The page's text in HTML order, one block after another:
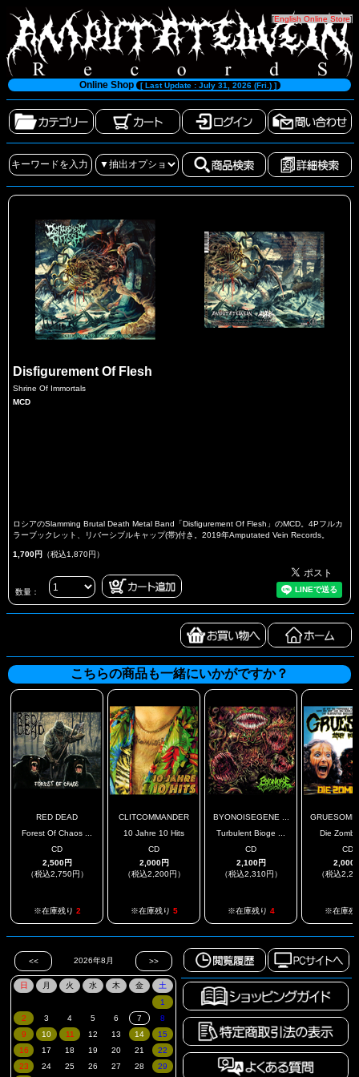
[English Online Store]
Online Shop [ Last Update : July 31, 2026 (Fri.) ]
Disfigurement Of Flesh
Shrine Of Immortals
MCD
ロシアのSlamming Brutal Death Metal Band「Disfigurement Of Flesh」のMCD。4Pフルカ
ラーブックレット、リバーシブルキャップ(帯)付き。2019年Amputated Vein Records。
1,700円 （税込1,870円）
数量：
こちらの商品も一緒にいかがですか？
RED DEAD
Forest Of Chaos ...
CD
2,500円
（税込2,750円）
※在庫残り 2
CLITCOMMANDER
10 Jahre 10 Hits
CD
2,000円
（税込2,200円）
※在庫残り 5
BYONOISEGENE ...
Turbulent Bioge ...
CD
2,100円
（税込2,310円）
※在庫残り 4
Die
CD
2,000
（税込
※在庫残